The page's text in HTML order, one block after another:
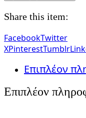
Share this item:
FacebookTwitter
XPinterestTumblr
Επιπλέον
Επιπλέον